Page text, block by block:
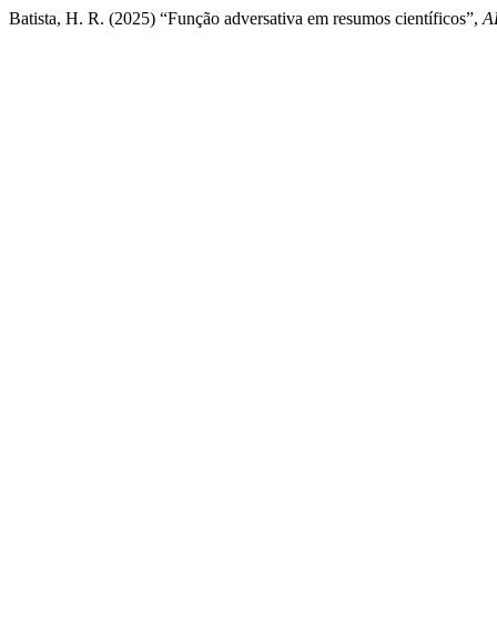
Batista, H. R. (2025) “Função adversativa em resumos científicos”,